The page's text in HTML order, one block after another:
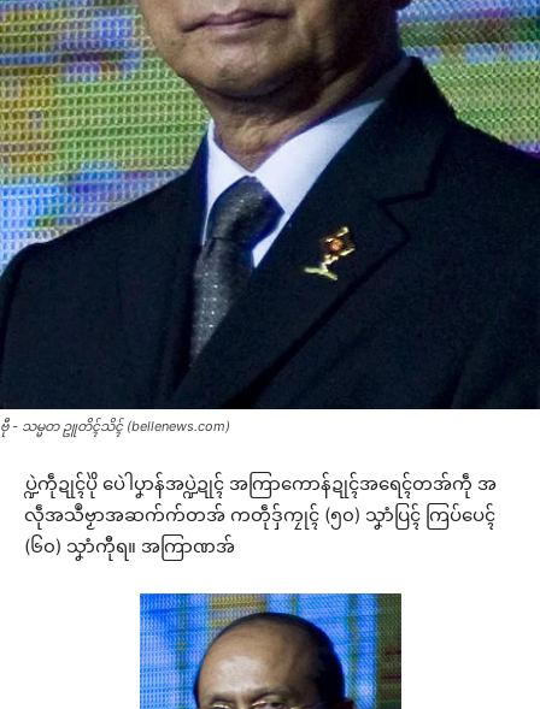
ဗီု - သမ္မတ ဥူတိၚ်သိၚ် (bellenews.com)
ပ္ဍဲကဵုဍုၚ်ပိုဲ ပေဲါပၞာန်အပ္ဍဲဍုၚ် အကြာကောန်ဍုၚ်အရေၚ်တအ်ကဵု အ
လဵုအသဳဗၟာအဆက်က်တအ် ကတဵုဒှ်ကၠုၚ် (၅၀) သၞာံပြၚ် ကြပ်ပေၚ်
(၆၀) သၞာံကီုရ။ အကြာဏအ်